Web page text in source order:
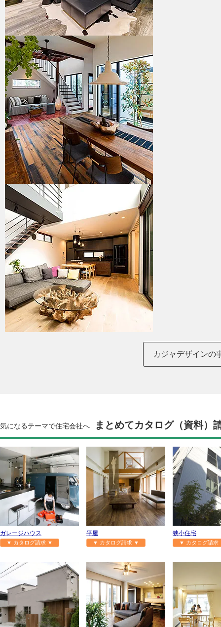
カジャデザインの
気になるテーマで住宅会社へ まとめてカタログ（資料）
ガレージハウス
▼ カタログ請求 ▼
平屋
▼ カタログ請求 ▼
狭小住宅
▼ カタログ請